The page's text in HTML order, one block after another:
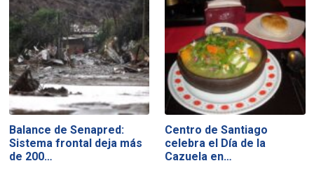
Balance de Senapred:
Sistema frontal deja más
de 200…
Centro de Santiago
celebra el Día de la
Cazuela en…